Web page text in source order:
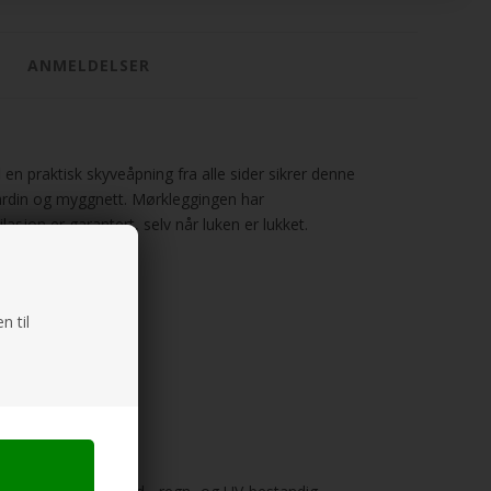
til
ANMELDELSER
praktisk skyveåpning fra alle sider sikrer denne
og myggnett. Mørkleggingen har
er garantert, selv når luken er lukket.